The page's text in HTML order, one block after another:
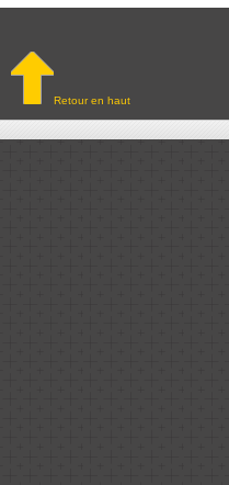
Retour en haut